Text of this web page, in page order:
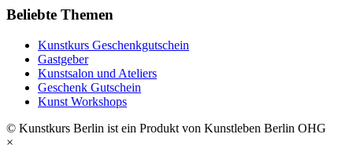
Beliebte Themen
Kunstkurs Geschenkgutschein
Gastgeber
Kunstsalon und Ateliers
Geschenk Gutschein
Kunst Workshops
© Kunstkurs Berlin ist ein Produkt von Kunstleben Berlin OHG
×